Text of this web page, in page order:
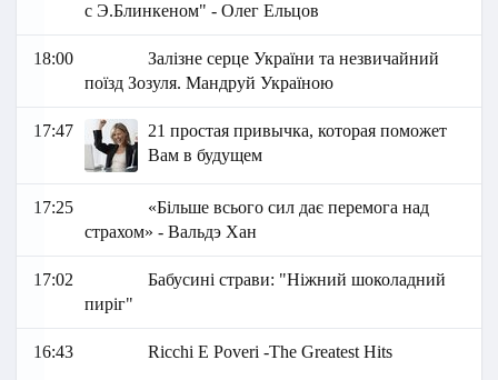
с Э.Блинкеном" - Олег Ельцов
18:00
Залізне серце України та незвичайний
поїзд Зозуля. Мандруй Україною
17:47
21 простая привычка, которая поможет
Вам в будущем
17:25
«Більше всього сил дає перемога над
страхом» - Вальдэ Хан
17:02
Бабусині страви: "Ніжний шоколадний
пиріг"
16:43 Ricchi E Poveri -The Greatest Hits